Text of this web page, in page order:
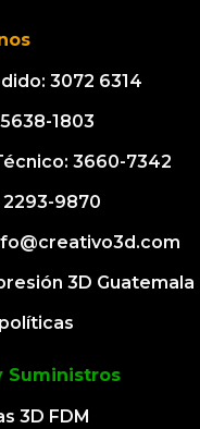
3072 6314
1803
3660-7342
9870
3D Guatemala
Suministros
3D FDM